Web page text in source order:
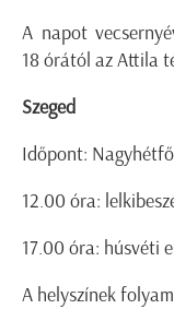
A napot
18 órától az Attila
Szeged
Időpont: Nagyhétfő
12.00 óra:
17.00 óra: húsvéti
A helyszínek